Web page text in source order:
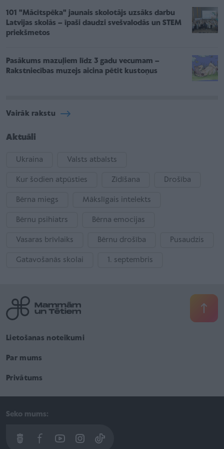
101 "Mācītspēka" jaunais skolotājs uzsāks darbu
Latvijas skolās – īpaši daudzi svešvalodās un STEM
priekšmetos
Pasākums mazuļiem līdz 3 gadu vecumam –
Rakstniecības muzejs aicina pētīt kustoņus
Vairāk rakstu
Aktuāli
Ukraina Valsts atbalsts
Kur šodien atpūsties Zīdīšana Drošība
Bērna miegs Mākslīgais intelekts
Bērnu psihiatrs Bērna emocijas
Vasaras brīvlaiks Bērnu drošība Pusaudzis
Gatavošanās skolai 1. septembris
Lietošanas noteikumi
Par mums
Privātums
Seko mums: